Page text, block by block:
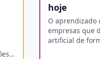
hoje
O aprendizado
empresas que
artificial de